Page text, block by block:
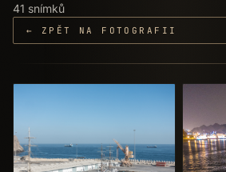
41 snímků
← ZPĚT NA FOTOGRAFII